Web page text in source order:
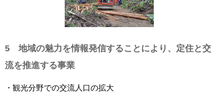
5 地域の魅力を情報発信することにより、定住と交
流を推進する事業
・観光分野での交流人口の拡大